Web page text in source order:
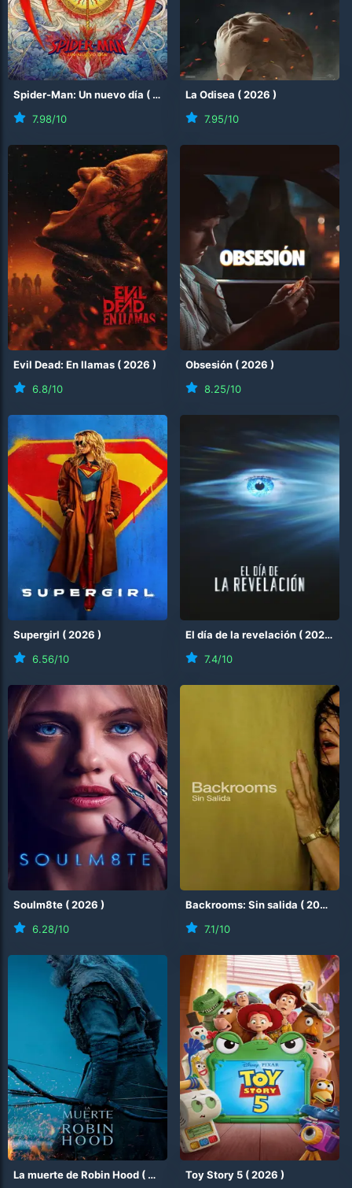
Spider-Man: Un nuevo día ( 2026
7.98/10
La Odisea (2026 )
7.95/10
Evil Dead: En llamas (2026 )
6.8/10
Obsesión (2026 )
8.25/10
Supergirl (2026 )
6.56/10
El día de la revelación (2026 )
7.4/10
Soulm8te (2026 )
6.28/10
Backrooms: Sin salida (2026
7.1/10
La muerte de Robin Hood ( 2026 Toy Story 5 (2026 )